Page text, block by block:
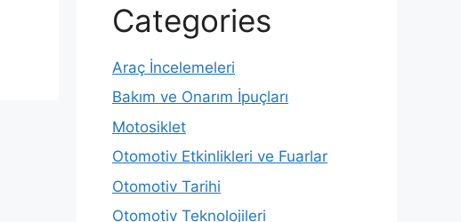
Categories
Araç İncelemeleri
Bakım ve Onarım İpuçları
Motosiklet
Otomotiv Etkinlikleri ve Fuarlar
Otomotiv Tarihi
Otomotiv Teknolojileri